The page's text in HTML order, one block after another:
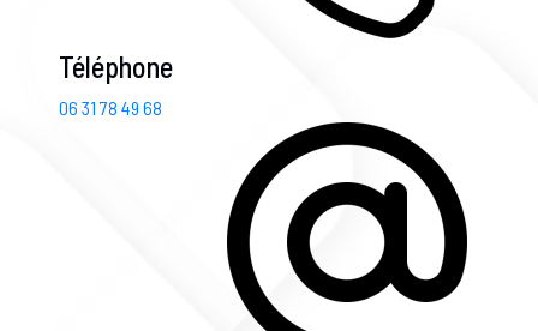
Téléphone
06 31 78 49 68